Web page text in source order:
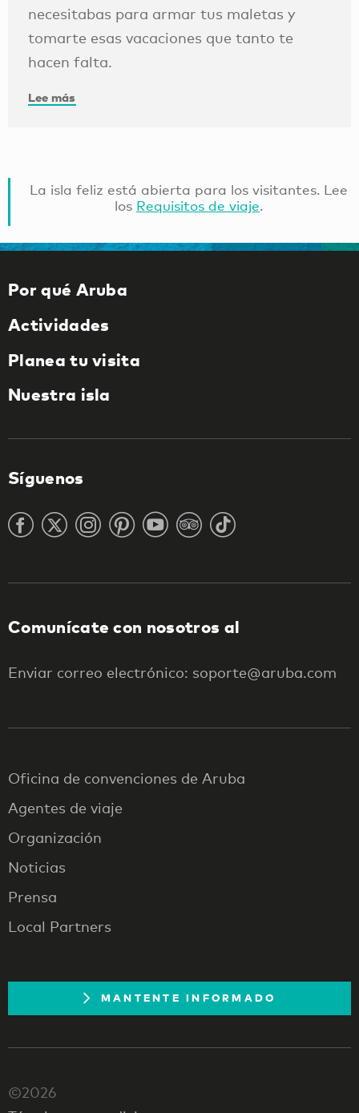
necesitabas para armar tus maletas y
tomarte esas vacaciones que tanto te
hacen falta.
Lee más
La isla feliz está abierta para los visitantes. Lee
los Requisitos de viaje.
Por qué Aruba
Actividades
Planea tu visita
Nuestra isla
Síguenos
Comunícate con nosotros al
Enviar correo electrónico: soporte@aruba.com
Oficina de convenciones de Aruba
Agentes de viaje
Organización
Noticias
Prensa
Local Partners
MANTENTE INFORMADO
©2026